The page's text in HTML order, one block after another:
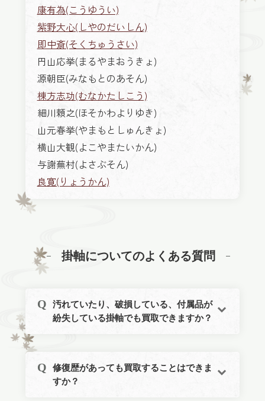
康有為(こうゆうい)
紫野大心(しやのだいしん)
即中斎(そくちゅうさい)
円山応挙(まるやまおうきょ)
源朝臣(みなもとのあそん)
棟方志功(むなかたしこう)
細川頼之(ほそかわよりゆき)
山元春挙(やまもとしゅんきょ)
横山大観(よこやまたいかん)
与謝蕪村(よさぶそん)
良寛(りょうかん)
掛軸についてのよくある質問
汚れていたり、破損している、付属品が
紛失している掛軸でも買取できますか？
修復歴があっても買取することはできま
すか？